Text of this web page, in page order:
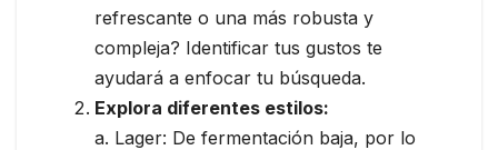
refrescante o una más robusta y
compleja? Identificar tus gustos te
ayudará a enfocar tu búsqueda.
Explora diferentes estilos:
a. Lager: De fermentación baja, por lo